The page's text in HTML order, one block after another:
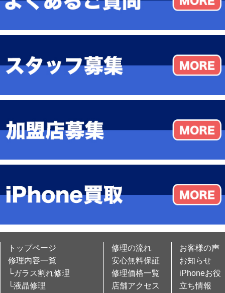
トップページ
修理内容一覧
└ガラス割れ修理
└液晶修理
修理の流れ
安心無料保証
修理価格一覧
店舗アクセス
お客様の声
お知らせ
iPhoneお役
立ち情報